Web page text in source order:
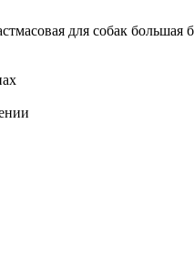
для собак большая